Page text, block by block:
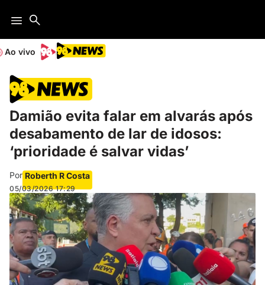
Ao vivo
Damião evita falar em alvarás após
desabamento de lar de idosos:
‘prioridade é salvar vidas’
Por Roberth R Costa
05/03/2026 17:29